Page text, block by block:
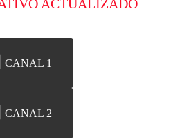
ACTUALIZADO
CANAL 1
CANAL 2